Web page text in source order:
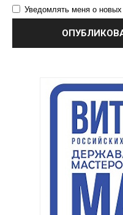
Уведомлять меня о новых